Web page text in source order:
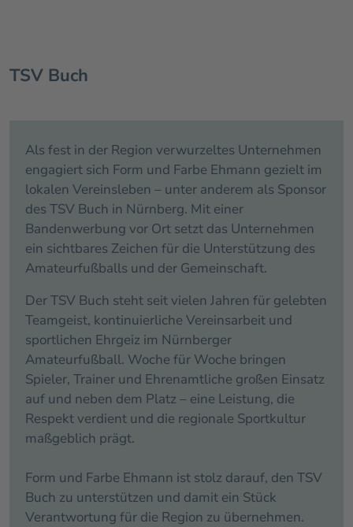
TSV Buch
Als fest in der Region verwurzeltes Unternehmen
engagiert sich Form und Farbe Ehmann gezielt im
lokalen Vereinsleben – unter anderem als Sponsor
des TSV Buch in Nürnberg. Mit einer
Bandenwerbung vor Ort setzt das Unternehmen
ein sichtbares Zeichen für die Unterstützung des
Amateurfußballs und der Gemeinschaft.
Der TSV Buch steht seit vielen Jahren für gelebten
Teamgeist, kontinuierliche Vereinsarbeit und
sportlichen Ehrgeiz im Nürnberger
Amateurfußball. Woche für Woche bringen
Spieler, Trainer und Ehrenamtliche großen Einsatz
auf und neben dem Platz – eine Leistung, die
Respekt verdient und die regionale Sportkultur
maßgeblich prägt.
Form und Farbe Ehmann ist stolz darauf, den TSV
Buch zu unterstützen und damit ein Stück
Verantwortung für die Region zu übernehmen.